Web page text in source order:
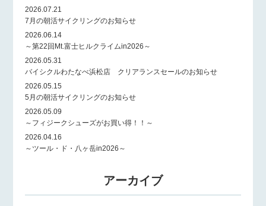
2026.07.21
7月の朝活サイクリングのお知らせ
2026.06.14
～第22回Mt.富士ヒルクライムin2026～
2026.05.31
バイシクルわたなべ浜松店 クリアランスセールのお知らせ
2026.05.15
5月の朝活サイクリングのお知らせ
2026.05.09
～フィジークシューズがお買い得！！～
2026.04.16
～ツール・ド・八ヶ岳in2026～
アーカイブ